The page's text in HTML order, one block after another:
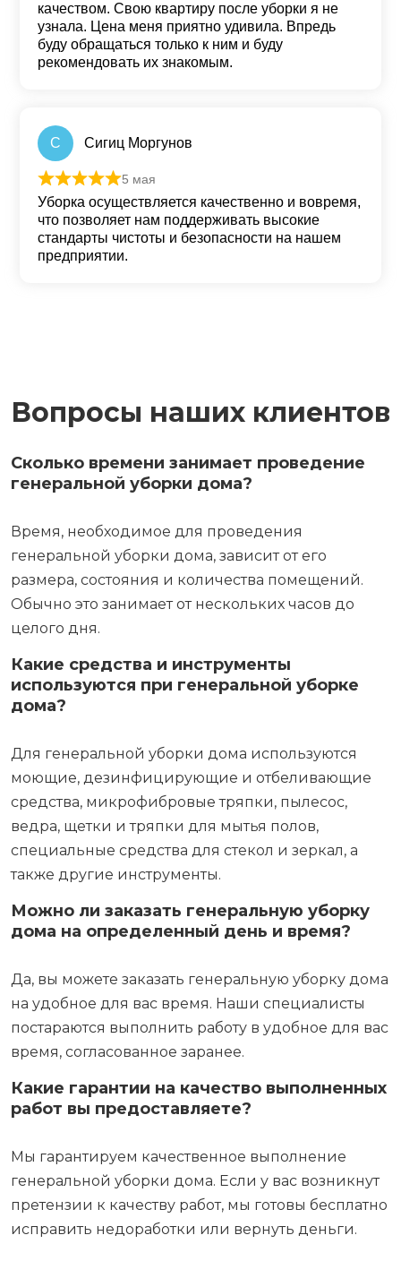
качеством. Свою квартиру после уборки я не
узнала. Цена меня приятно удивила. Впредь
буду обращаться только к ним и буду
рекомендовать их знакомым.
С Сигиц Моргунов
Оценка
5 мая
Уборка осуществляется качественно и вовремя,
что позволяет нам поддерживать высокие
стандарты чистоты и безопасности на нашем
предприятии.
Вопросы наших клиентов
Сколько времени занимает проведение
генеральной уборки дома?
Время, необходимое для проведения
генеральной уборки дома, зависит от его
размера, состояния и количества помещений.
Обычно это занимает от нескольких часов до
целого дня.
Какие средства и инструменты
используются при генеральной уборке
дома?
Для генеральной уборки дома используются
моющие, дезинфицирующие и отбеливающие
средства, микрофибровые тряпки, пылесос,
ведра, щетки и тряпки для мытья полов,
специальные средства для стекол и зеркал, а
также другие инструменты.
Можно ли заказать генеральную уборку
дома на определенный день и время?
Да, вы можете заказать генеральную уборку дома
на удобное для вас время. Наши специалисты
постараются выполнить работу в удобное для вас
время, согласованное заранее.
Какие гарантии на качество выполненных
работ вы предоставляете?
Мы гарантируем качественное выполнение
генеральной уборки дома. Если у вас возникнут
претензии к качеству работ, мы готовы бесплатно
исправить недоработки или вернуть деньги.